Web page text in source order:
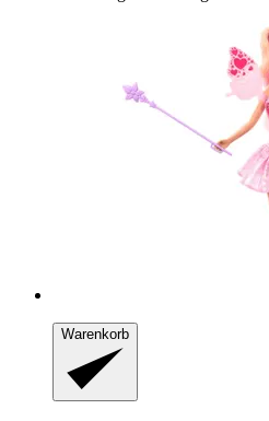
Warenkorb